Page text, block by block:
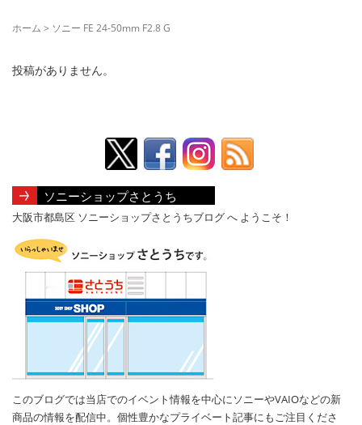
ホーム > ソニー FE 24-50mm F2.8 G
投稿がありません。
ソニーショップさとうち
大阪市都島区 ソニーショップさとうちブログ へ ようこそ！
このブログでは当店でのイベント情報を中心にソニーやVAIOなどの新
商品の情報を配信中。個性豊かなプライベート記事にもご注目くださ